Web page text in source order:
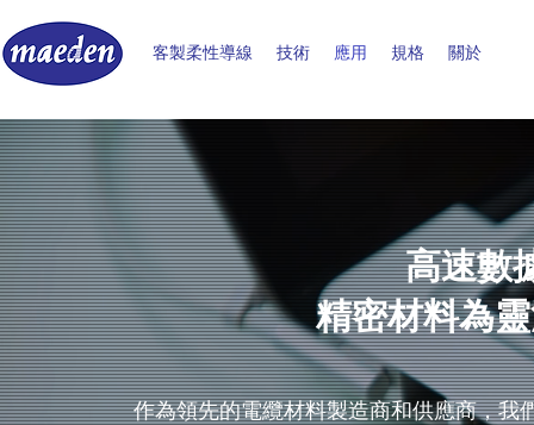
客製柔性導線 技術 應用 規格 關於
高速數
精密材料為
作為領先的電纜材料製造商和供應商，我